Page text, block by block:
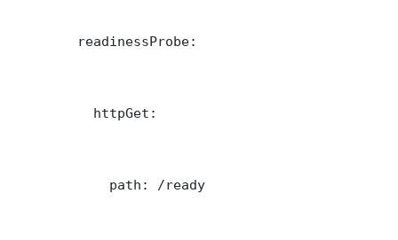
        readinessProbe:
          httpGet:
            path: /ready